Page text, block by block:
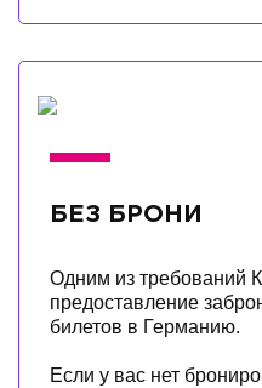
БЕЗ БРОНИ
Одним из требований
предоставление
билетов в Германию.
Если у вас нет